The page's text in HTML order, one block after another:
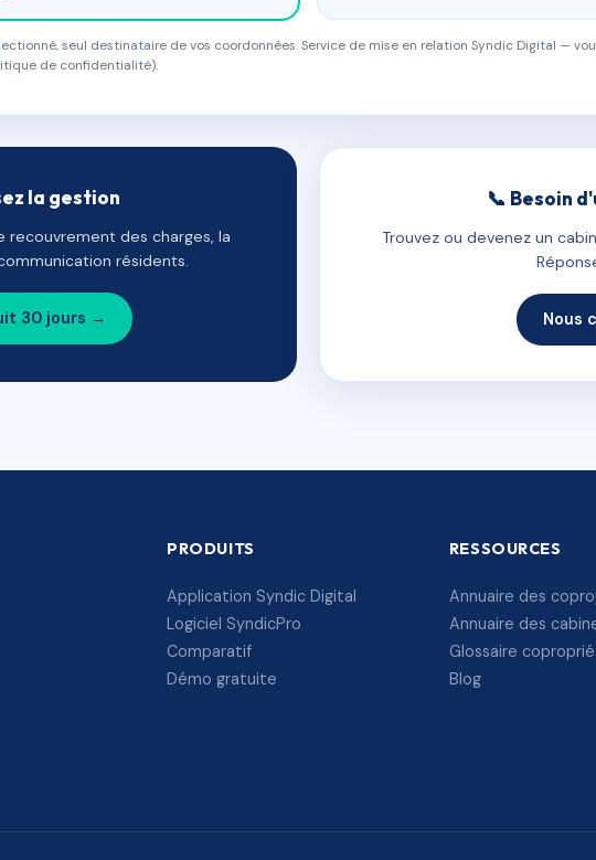
seul destinataire de vos coordonnées. Service de mise en relation Syndic Digital —
de confidentialité).
la gestion
recouvrement des charges, la
résidents.
30 jours →
📞 Besoin
Trouvez ou devenez un
Nous
PRODUITS
Application Syndic Digital
Logiciel SyndicPro
Comparatif
Démo gratuite
RESSOURCES
Annuaire des
Annuaire des
Glossaire
Blog